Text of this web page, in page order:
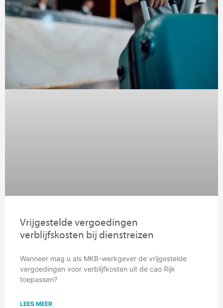
Vrijgestelde vergoedingen
verblijfskosten bij dienstreizen
Wanneer mag u als MKB-werkgever de vrijgestelde
vergoedingen voor verblijfkosten uit de cao Rijk
toepassen?
LEES MEER